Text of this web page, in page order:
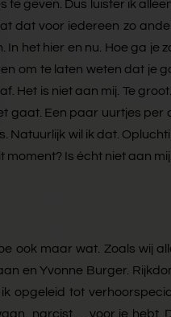
geven. Dus luister ik
dat voor iedereen zo
het hier en nu. Hoe ga
om te laten weten dat je
Het is niet aan mij. Te
gaat. Een paar uurtjes
Natuurlijk wil ik dat.
Is écht niet aan
ook maar wat. Zoals wij
en Yvonne Burger.
opgeleid tot
narcist,… voor je hebt.